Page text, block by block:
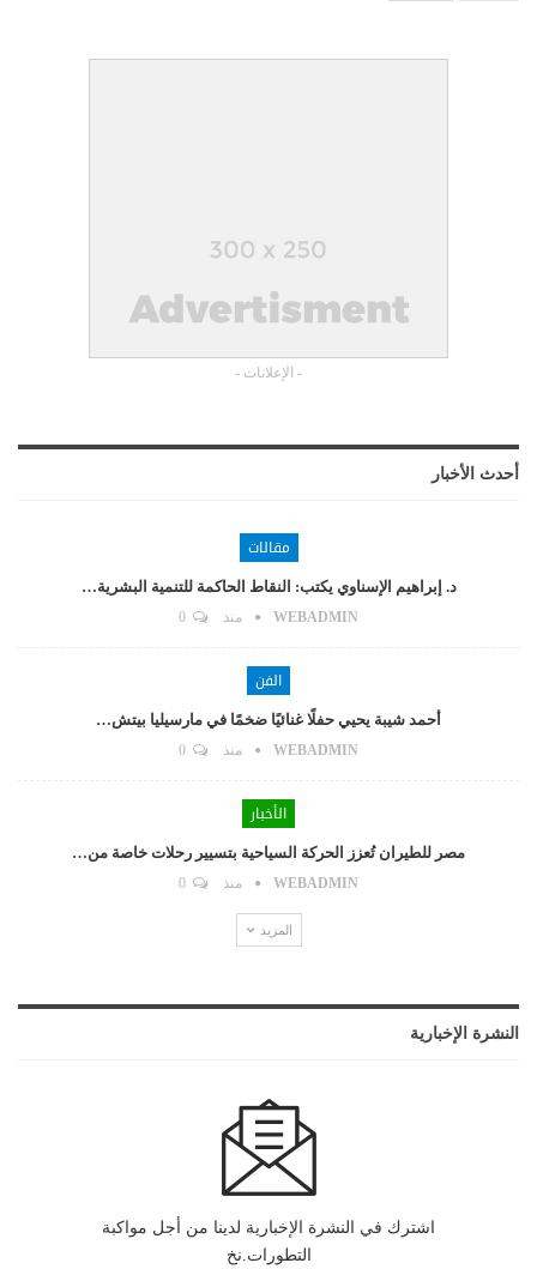
- الإعلانات -
أحدث الأخبار
مقالات
د. إبراهيم الإسناوي يكتب: النقاط الحاكمة للتنمية البشرية…
WEBADMIN منذ
الفن
أحمد شيبة يحيي حفلًا غنائيًا ضخمًا في مارسيليا بيتش…
WEBADMIN منذ
الأخبار
مصر للطيران تُعزز الحركة السياحية بتسيير رحلات خاصة من…
WEBADMIN منذ
المزيد
النشرة الإخبارية
اشترك في النشرة الإخبارية لدينا من أجل مواكبة
التطورات.نخ